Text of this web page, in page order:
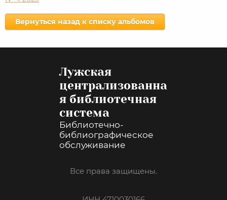
Вернуться назад к списку альбомов
Лужская
централизованна
я библиотечная
система
Библиотечно-
библиографическое
обслуживание
Все права защищены.